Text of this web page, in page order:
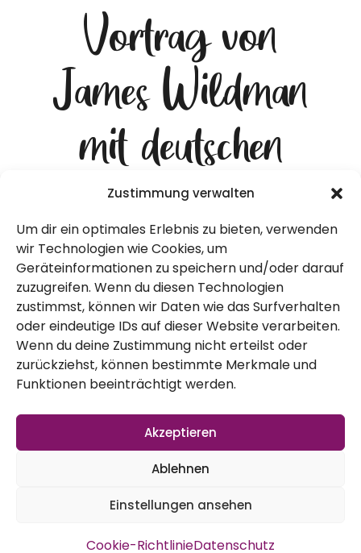
Zustimmung verwalten
Um dir ein optimales Erlebnis zu bieten, verwenden
wir Technologien wie Cookies, um
Geräteinformationen zu speichern und/oder darauf
zuzugreifen. Wenn du diesen Technologien
zustimmst, können wir Daten wie das Surfverhalten
oder eindeutige IDs auf dieser Website verarbeiten.
Wenn du deine Zustimmung nicht erteilst oder
zurückziehst, können bestimmte Merkmale und
Funktionen beeinträchtigt werden.
Akzeptieren
Ablehnen
Einstellungen ansehen
Cookie-RichtlinieDatenschutz
Vortrag von
James Wildman
mit deutschen
Untertiteln
September 7, 2013
Hier
grausamer Vortrag von James Wildman.
Den kann man sich bequem ansehen, wenn